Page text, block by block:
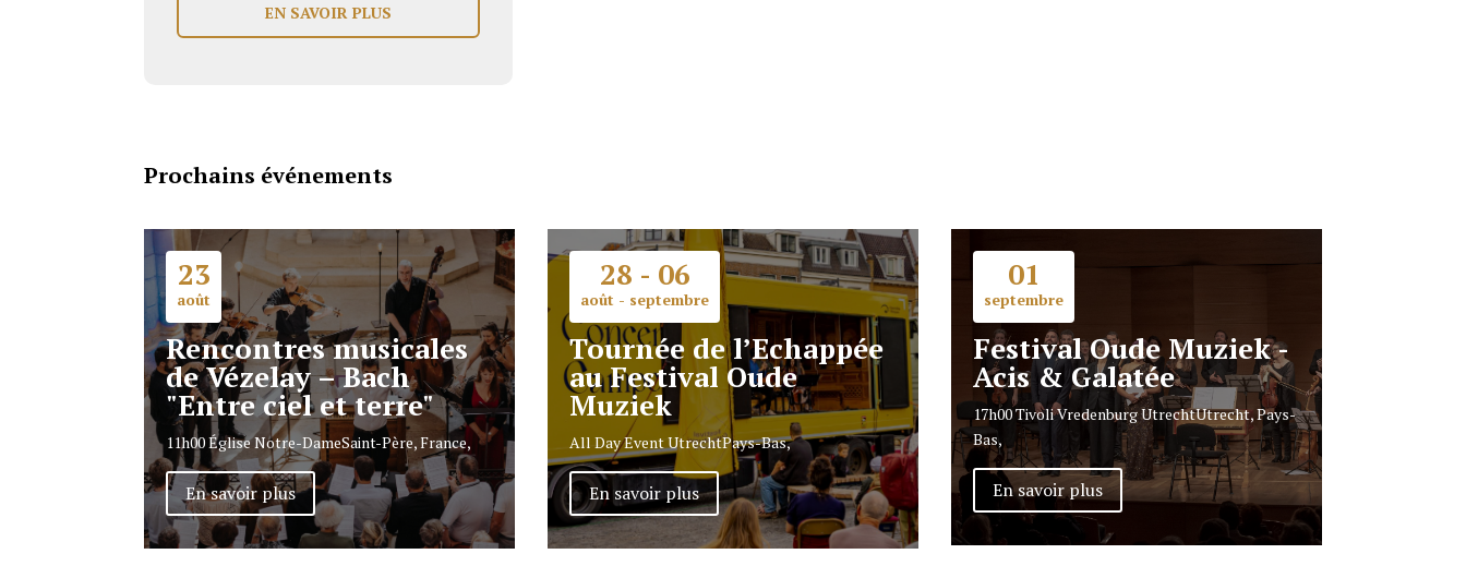
EN SAVOIR PLUS
Prochains événements
23
août
Rencontres musicales
de Vézelay – Bach
"Entre ciel et terre"
11h00Église Notre-DameSaint-Père, France,
En savoir plus
28 - 06
août - septembre
Tournée de l’Echappée
au Festival Oude
Muziek
All Day EventUtrechtPays-Bas,
En savoir plus
01
septembre
Festival Oude Muziek -
Acis & Galatée
17h00Tivoli Vredenburg UtrechtUtrecht, Pays-
Bas,
En savoir plus